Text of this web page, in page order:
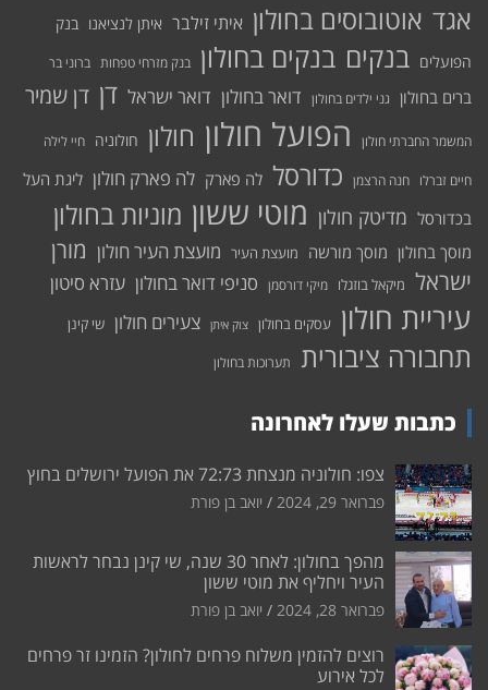
אגד אוטובוסים בחולון איתי זילבר איתן לנציאנו בנק
הפועלים בנקים בנקים בחולון בנק מזרחי טפחות ברוני בר
ברים בחולון גני ילדים בחולון דואר בחולון דואר ישראל דן דן שמיר
המשמר החברתי חולון הפועל חולון חולון חולוניה חיי לילה
חיים זברלו חנה הרצמן כדורסל לה פארק לה פארק חולון ליגת העל
בכדורסל מדיטק חולון מוטי ששון מוניות בחולון
מוסך בחולון מוסך מורשה מועצת העיר מועצת העיר חולון מורן
ישראל מיקאל בוזגלו מיקי דורסמן סניפי דואר בחולון עזרא סיטון
עיריית חולון עסקים בחולון צוק איתן צעירים חולון שי קינן
תחבורה ציבורית תערוכות בחולון
כתבות שעלו לאחרונה
צפו: חולוניה מנצחת 72:73 את הפועל ירושלים בחוץ
פברואר 29, 2024 יואב בן פורת
מהפך בחולון: לאחר 30 שנה, שי קינן נבחר לראשות
העיר ויחליף את מוטי ששון
פברואר 28, 2024 יואב בן פורת
רוצים להזמין משלוח פרחים לחולון? הזמינו זר פרחים
לכל אירוע